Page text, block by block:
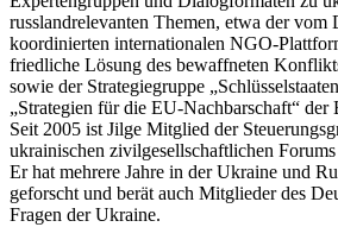
russlandrelevanten Themen, etwa der
koordinierten internationalen NGO-
friedliche Lösung des bewaffneten
sowie der Strategiegruppe
„Strategien für die EU-Nachbarschaft“ der
Seit 2005 ist Jilge Mitglied der
ukrainischen zivilgesellschaftlichen
Er hat mehrere Jahre in der Ukraine und
geforscht und berät auch Mitglieder des
Fragen der Ukraine.